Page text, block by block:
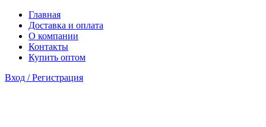
Главная
Доставка и оплата
О компании
Контакты
Купить оптом
Вход / Регистрация